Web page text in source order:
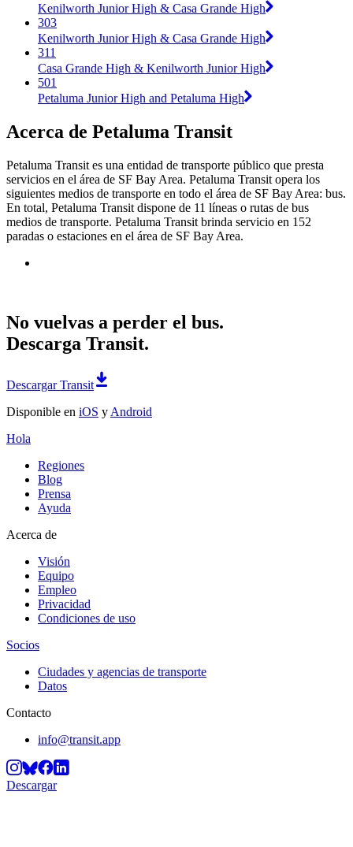
Kenilworth Junior High & Casa Grande High
303
Kenilworth Junior High & Casa Grande High
311
Casa Grande High & Kenilworth Junior High
501
Petaluma Junior High and Petaluma High
Acerca de Petaluma Transit
Petaluma Transit es una entidad de transporte público que presta
servicios en el área de SF Bay Area. Petaluma Transit opera los
siguientes medios de transporte en todo el área de SF Bay Area: bus.
En total, Petaluma Transit dispone de 11 líneas o rutas de bus
medios de transporte. Petaluma Transit brinda servicio en 152
paradas o estaciones en el área de SF Bay Area.
No vuelvas a perder el bus.
Descarga Transit.
Descargar Transit
Disponible en iOS y Android
Hola
Regiones
Blog
Prensa
Ayuda
Acerca de
Visión
Equipo
Empleo
Privacidad
Condiciones de uso
Socios
Ciudades y agencias de transporte
Datos
Contacto
info@transit.app
Descargar